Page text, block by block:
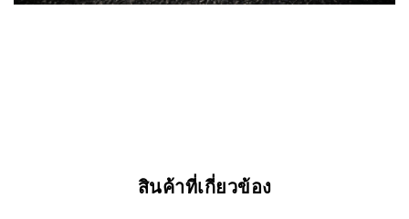
สินค้าที่เกี่ยวข้อง